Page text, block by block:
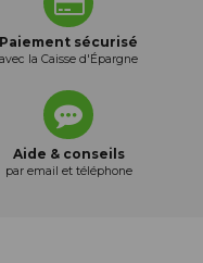
Paiement sécurisé
avec la Caisse d'Épargne
Aide & conseils
par email et téléphone